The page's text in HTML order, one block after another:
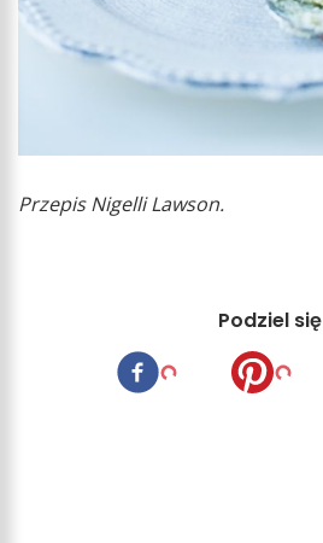
Przepis Nigelli Lawson.
Podziel się